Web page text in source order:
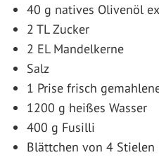
40 g natives Olivenöl
2 TL Zucker
2 EL Mandelkerne
Salz
1 Prise frisch
1200 g heißes Wasser
400 g Fusilli
Blättchen von 4 Stielen